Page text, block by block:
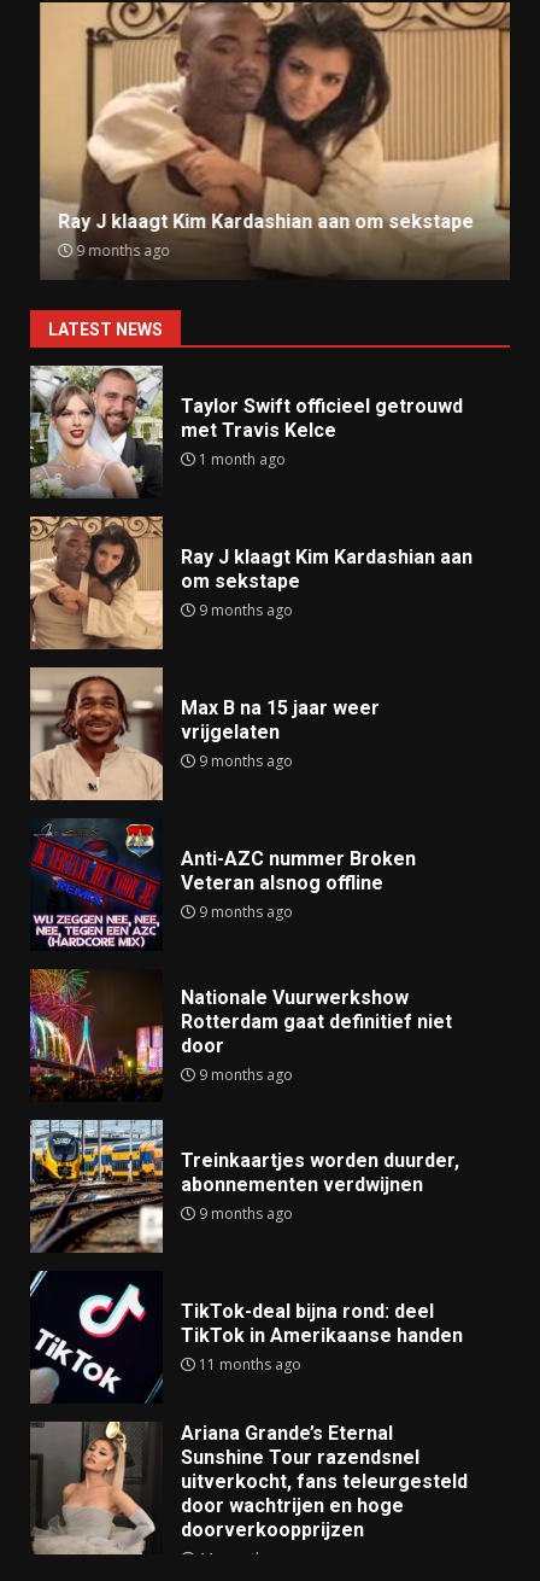
Ray J klaagt Kim Kardashian aan om sekstape
9 months ago
LATEST NEWS
Taylor Swift officieel getrouwd
met Travis Kelce
1 month ago
Ray J klaagt Kim Kardashian aan
om sekstape
9 months ago
Max B na 15 jaar weer
vrijgelaten
9 months ago
Anti-AZC nummer Broken
Veteran alsnog offline
9 months ago
Nationale Vuurwerkshow
Rotterdam gaat definitief niet
door
9 months ago
Treinkaartjes worden duurder,
abonnementen verdwijnen
9 months ago
TikTok-deal bijna rond: deel
TikTok in Amerikaanse handen
11 months ago
Ariana Grande’s Eternal
Sunshine Tour razendsnel
uitverkocht, fans teleurgesteld
door wachtrijen en hoge
doorverkoopprijzen
11 months ago